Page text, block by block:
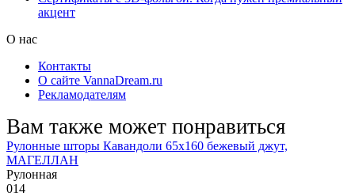
акцент
О нас
Контакты
О сайте VannaDream.ru
Рекламодателям
Вам также может понравиться
Рулонные шторы Кавандоли 65х160 бежевый джут,
МАГЕЛЛАН
Рулонная
014